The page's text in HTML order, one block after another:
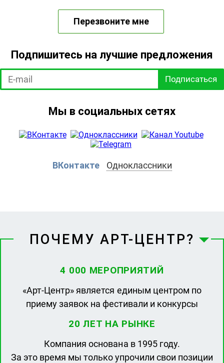
Перезвоните мне
Подпишитесь на лучшие предложения
Подписаться
Мы в социальных сетях
ВКонтакте Одноклассники
ПОЧЕМУ АРТ-ЦЕНТР?
4 000 МЕРОПРИЯТИЙ
«Арт-Центр» является единым центром по
приему заявок на фестивали и конкурсы
20 ЛЕТ НА РЫНКЕ
Компания основана в 1995 году.
За это время мы только упрочили свои позиции